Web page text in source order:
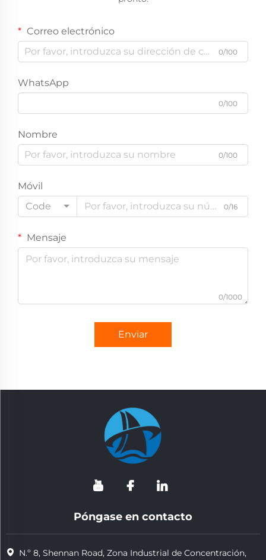
Correo electrónico
0/100
WhatsApp
0/100
Nombre
0/100
Móvil
Code
0/16
Mensaje
0/1000
Enviar
Póngase en contacto
N.º 8, Shennan Road, Zona Industrial de Concentración,